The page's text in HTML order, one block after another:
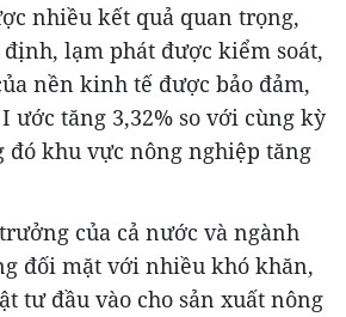
nhiều kết quả quan trọng,
lạm phát được kiểm soát,
nền kinh tế được bảo đảm,
ước tăng 3,32% so với cùng kỳ
khu vực nông nghiệp tăng
của cả nước và ngành
đối mặt với nhiều khó khăn,
tư đầu vào cho sản xuất nông